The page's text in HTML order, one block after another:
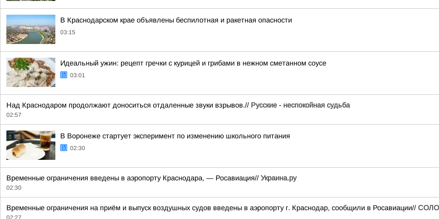
В Краснодарском крае объявлены беспилотная и ракетная опасности
03:15
Идеальный ужин: рецепт гречки с курицей и грибами в нежном сметанном соусе
03:01
Над Краснодаром продолжают доноситься отдаленные звуки взрывов.// Русские - неспокойная судьба
02:57
В Воронеже стартует эксперимент по изменению школьного питания
02:30
Временные ограничения введены в аэропорту Краснодара, — Росавиация// Украина.ру
02:30
Временные ограничения на приём и выпуск воздушных судов введены в аэропорту г. Краснодар, сообщили в Росавиации//
02:27